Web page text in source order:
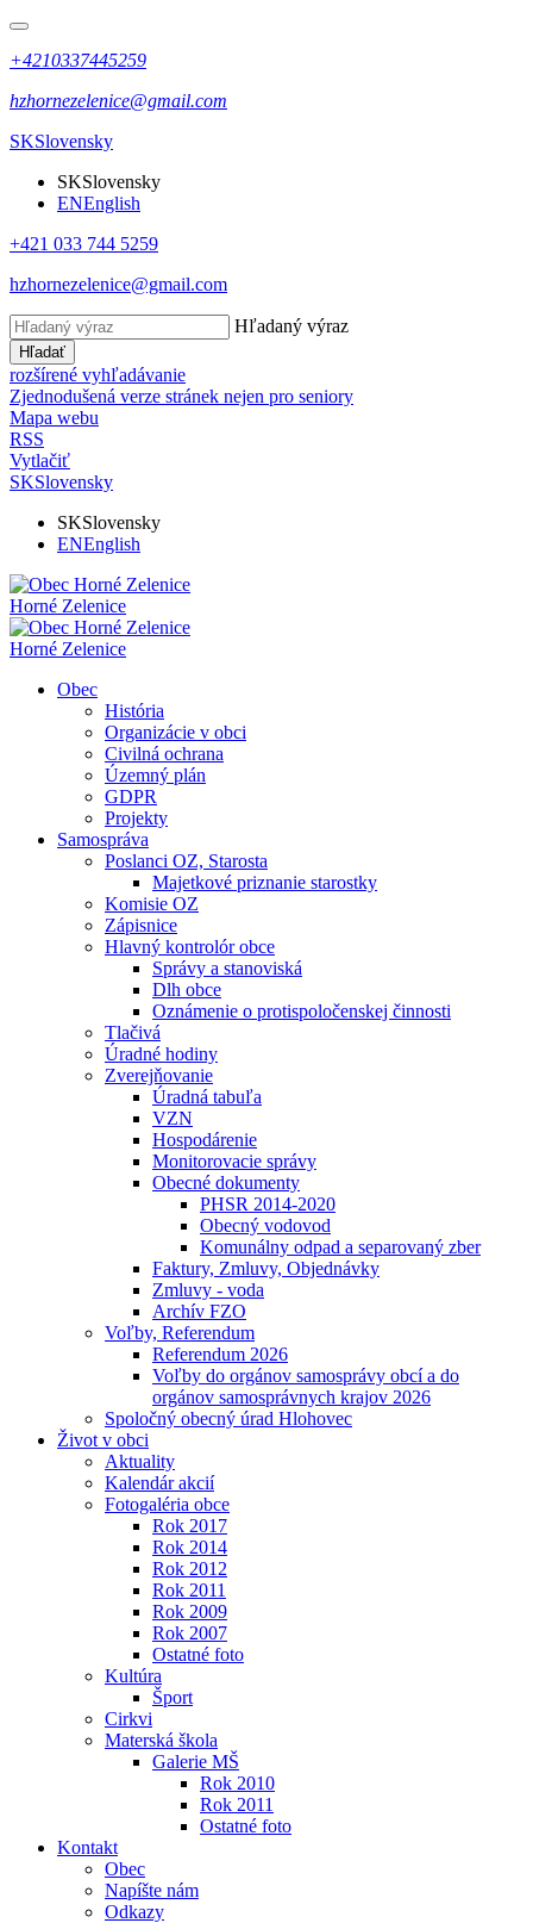
+4210337445259
hzhornezelenice@gmail.com
SKSlovensky
SKSlovensky
ENEnglish
+421 033 744 5259
hzhornezelenice@gmail.com
Hľadaný výraz
Hľadať
rozšírené vyhľadávanie
Zjednodušená verze stránek nejen pro seniory
Mapa webu
RSS
Vytlačiť
SKSlovensky
SKSlovensky
ENEnglish
Horné Zelenice
Horné Zelenice
Obec
História
Organizácie v obci
Civilná ochrana
Územný plán
GDPR
Projekty
Samospráva
Poslanci OZ, Starosta
Majetkové priznanie starostky
Komisie OZ
Zápisnice
Hlavný kontrolór obce
Správy a stanoviská
Dlh obce
Oznámenie o protispoločenskej činnosti
Tlačivá
Úradné hodiny
Zverejňovanie
Úradná tabuľa
VZN
Hospodárenie
Monitorovacie správy
Obecné dokumenty
PHSR 2014-2020
Obecný vodovod
Komunálny odpad a separovaný zber
Faktury, Zmluvy, Objednávky
Zmluvy - voda
Archív FZO
Voľby, Referendum
Referendum 2026
Voľby do orgánov samosprávy obcí a do
orgánov samosprávnych krajov 2026
Spoločný obecný úrad Hlohovec
Život v obci
Aktuality
Kalendár akcií
Fotogaléria obce
Rok 2017
Rok 2014
Rok 2012
Rok 2011
Rok 2009
Rok 2007
Ostatné foto
Kultúra
Šport
Cirkvi
Materská škola
Galerie MŠ
Rok 2010
Rok 2011
Ostatné foto
Kontakt
Obec
Napíšte nám
Odkazy